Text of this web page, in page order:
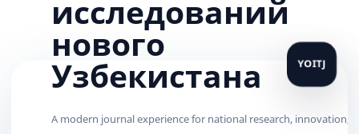
исследований
нового
Узбекистана